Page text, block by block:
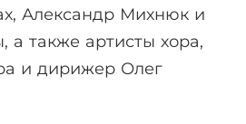
Александр Михнюк и
а также артисты хора,
и дирижер Олег